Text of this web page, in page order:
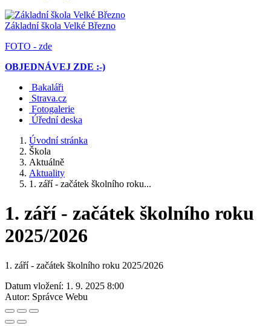
Základní škola Velké Březno
FOTO - zde
OBJEDNÁVEJ ZDE :-)
Bakaláři
Strava.cz
Fotogalerie
Úřední deska
Úvodní stránka
Škola
Aktuálně
Aktuality
1. září - začátek školního roku...
1. září - začátek školního roku
2025/2026
1. září - začátek školního roku 2025/2026
Datum vložení: 1. 9. 2025 8:00
Autor: Správce Webu